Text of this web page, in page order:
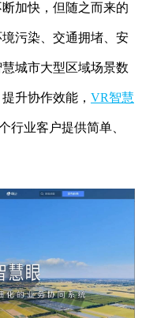
加快，但随之而来的
污染、交通拥堵、安
城市大型区域场景数
升协作效能， VR智慧
行业客户提供简单、